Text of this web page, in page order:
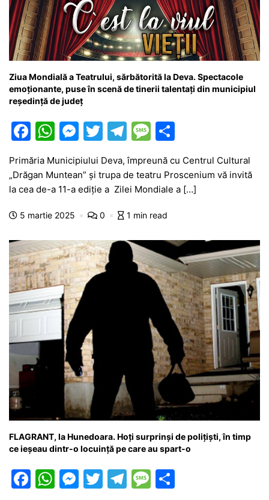
Ziua Mondială a Teatrului, sărbătorită la Deva. Spectacole
emoționante, puse în scenă de tinerii talentați din municipiul
reședință de județ
F
a
c
e
b
o
k
W
at
s
A
p
M
e
s
s
e
g
er
T
itt
er
T
el
e
gr
a
M
s
s
a
e
ta
je
ă
Primăria Municipiului Deva, împreună cu Centrul Cultural
„Drăgan Muntean” și trupa de teatru Proscenium vă invită
la cea de-a 11-a ediție a Zilei Mondiale a […]
5 martie 2025 0 1 min read
FLAGRANT, la Hunedoara. Hoți surprinși de polițiști, în timp
ce ieșeau dintr-o locuință pe care au spart-o
F
W M T
T
M